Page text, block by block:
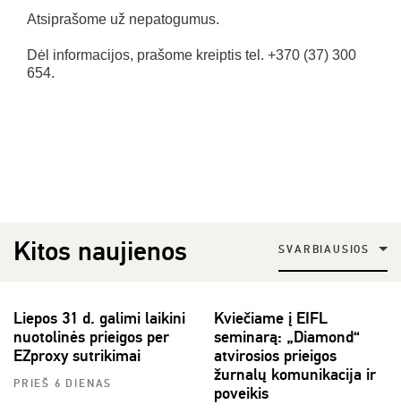
Atsiprašome už nepatogumus.
Dėl informacijos, prašome kreiptis tel. +370 (37) 300
654.
Kitos naujienos SVARBIAUSIOS
Liepos 31 d. galimi laikini
nuotolinės prieigos per
EZproxy sutrikimai
PRIEŠ 6 DIENAS
Kviečiame į EIFL
seminarą: „Diamond“
atvirosios prieigos
žurnalų komunikacija ir
poveikis